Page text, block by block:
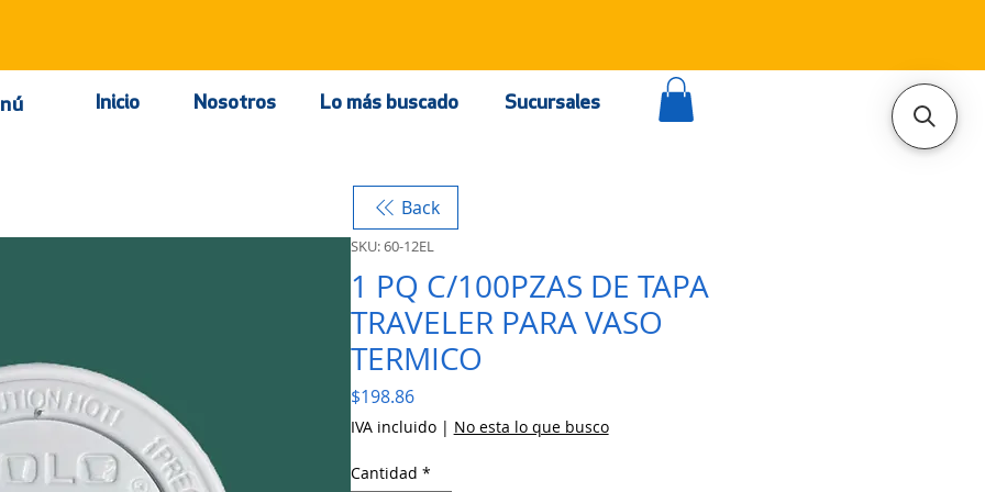
Inicio Nosotros Lo más buscado Sucursales
Back
SKU: 60-12EL
1 PQ C/100PZAS DE TAPA
TRAVELER PARA VASO
TERMICO
$198.86Precio
IVA incluido| No esta lo que busco
Cantidad *